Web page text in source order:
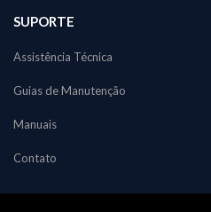
SUPORTE
Assistência Técnica
Guias de Manutenção
Manuais
Contato